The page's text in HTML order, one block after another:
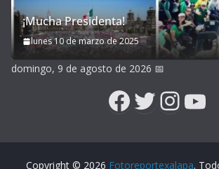
¡Mucha Presidenta!
lunes 10 de marzo de 2025
domingo, 9 de agosto de 2026 📅
Facebook
Twitter
Copyright © 2026 Fotoreportexalapa.